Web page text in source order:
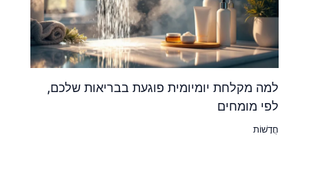
למה מקלחת יומיומית פוגעת בבריאות שלכם,
לפי מומחים
חֲדָשׁוֹת